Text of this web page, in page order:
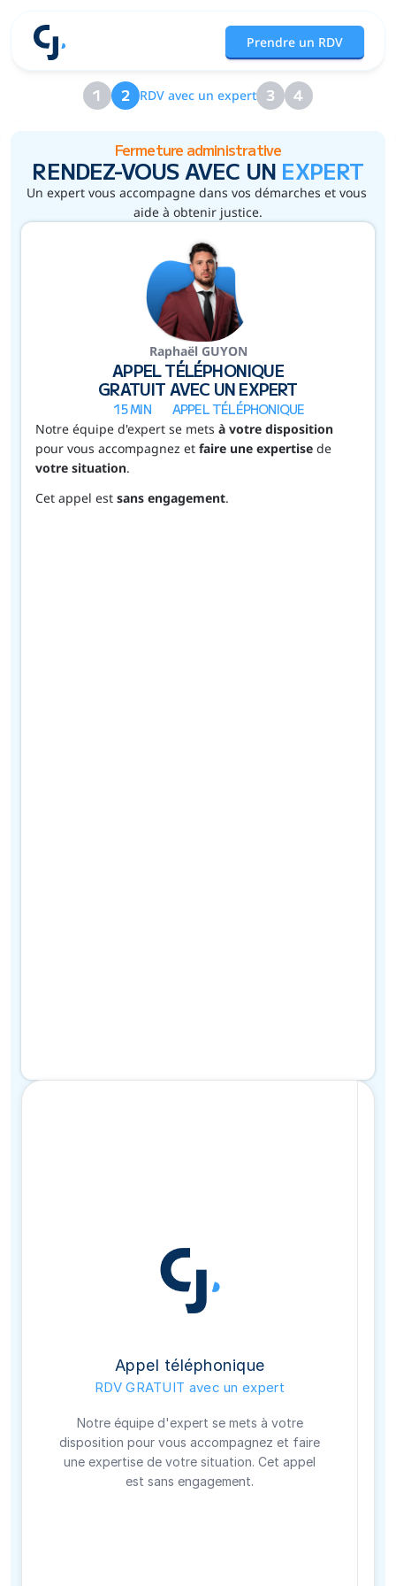
Prendre un RDV
RDV avec un expert
Fermeture administrative
RENDEZ-VOUS AVEC UN EXPERT
Un expert vous accompagne dans vos démarches et vous
aide à obtenir justice.
Raphaël GUYON
APPEL TÉLÉPHONIQUE
GRATUIT AVEC UN EXPERT
15 MIN APPEL TÉLÉPHONIQUE
Notre équipe d'expert se mets
pour vous accompagnez et faire une expertise
votre situation.
Cet appel est sans engagement.
Appel téléphonique
RDV GRATUIT avec un expert
Notre équipe d'expert se mets à votre
disposition pour vous accompagnez et faire
une expertise de votre situation. Cet appel
est sans engagement.